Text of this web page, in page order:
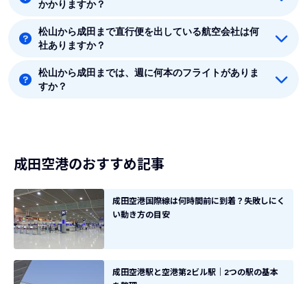
5990円です。
かかりますか？
松山から成田まで平均フライト時間は約1時間25分で
す。
松山から成田まで直行便を出している航空会社は何
社ありますか？
松山から成田まで直行便を出している航空会社は1社あ
ります。
松山から成田までは、週に何本のフライトがありま
すか？
成田空港のおすすめ記事
成田空港国際線は何時間前に到着？失敗しにく
い動き方の目安
成田空港駅と空港第2ビル駅｜2つの駅の基本